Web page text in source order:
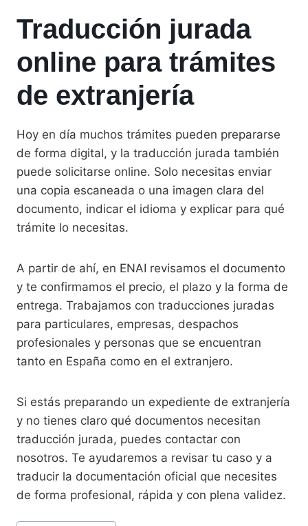
Traducción jurada
online para trámites
de extranjería
Hoy en día muchos trámites pueden prepararse
de forma digital, y la traducción jurada también
puede solicitarse online. Solo necesitas enviar
una copia escaneada o una imagen clara del
documento, indicar el idioma y explicar para qué
trámite lo necesitas.
A partir de ahí, en ENAI revisamos el documento
y te confirmamos el precio, el plazo y la forma de
entrega. Trabajamos con traducciones juradas
para particulares, empresas, despachos
profesionales y personas que se encuentran
tanto en España como en el extranjero.
Si estás preparando un expediente de extranjería
y no tienes claro qué documentos necesitan
traducción jurada, puedes contactar con
nosotros. Te ayudaremos a revisar tu caso y a
traducir la documentación oficial que necesites
de forma profesional, rápida y con plena validez.